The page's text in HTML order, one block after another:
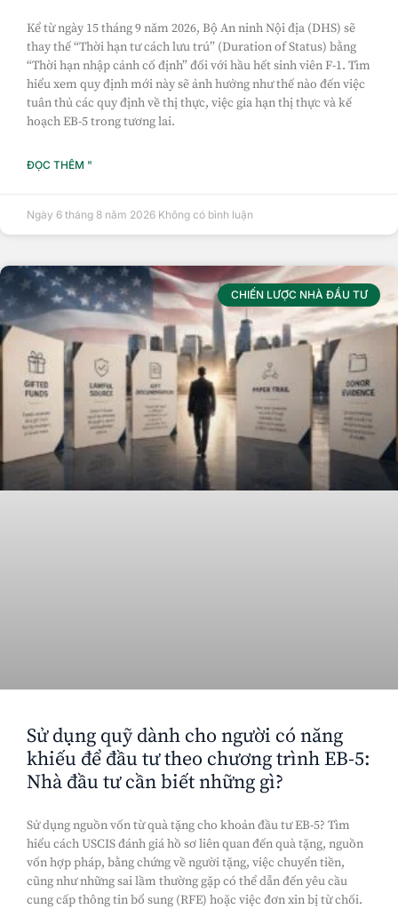
Kể từ ngày 15 tháng 9 năm 2026, Bộ An ninh Nội địa (DHS) sẽ
thay thế “Thời hạn tư cách lưu trú” (Duration of Status) bằng
“Thời hạn nhập cảnh cố định” đối với hầu hết sinh viên F-1. Tìm
hiểu xem quy định mới này sẽ ảnh hưởng như thế nào đến việc
tuân thủ các quy định về thị thực, việc gia hạn thị thực và kế
hoạch EB-5 trong tương lai.
ĐỌC THÊM "
Ngày 6 tháng 8 năm 2026 Không có bình luận
CHIẾN LƯỢC NHÀ ĐẦU TƯ
Sử dụng quỹ dành cho người có năng
khiếu để đầu tư theo chương trình EB-5:
Nhà đầu tư cần biết những gì?
Sử dụng nguồn vốn từ quà tặng cho khoản đầu tư EB-5? Tìm
hiểu cách USCIS đánh giá hồ sơ liên quan đến quà tặng, nguồn
vốn hợp pháp, bằng chứng về người tặng, việc chuyển tiền,
cũng như những sai lầm thường gặp có thể dẫn đến yêu cầu
cung cấp thông tin bổ sung (RFE) hoặc việc đơn xin bị từ chối.